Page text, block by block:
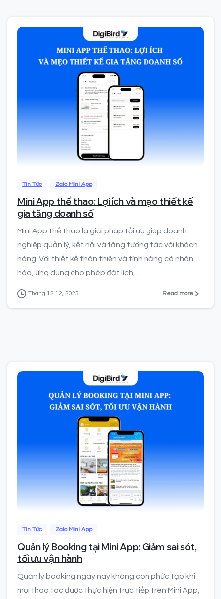
Tin Tức Zalo Mini App
Mini App thể thao: Lợi ích và mẹo thiết kế
gia tăng doanh số
Mini App thể thao là giải pháp tối ưu giúp doanh
nghiệp quản lý, kết nối và tăng tương tác với khách
hàng. Với thiết kế thân thiện và tính năng cá nhân
hóa, ứng dụng cho phép đặt lịch,...
Tháng 12 12, 2025 Read more
Tin Tức Zalo Mini App
Quản lý Booking tại Mini App: Giảm sai sót,
tối ưu vận hành
Quản lý booking ngày nay không còn phức tạp khi
mọi thao tác được thực hiện trực tiếp trên Mini App,